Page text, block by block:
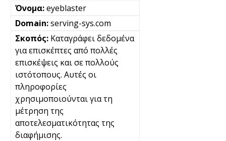
eyeblaster
serving-sys.com
Καταγράφει δεδομένα
για επισκέπτες από πολλές
επισκέψεις και σε πολλούς
ιστότοπους. Αυτές οι
πληροφορίες
χρησιμοποιούνται για τη
μέτρηση της
αποτελεσματικότητας της
διαφήμισης.